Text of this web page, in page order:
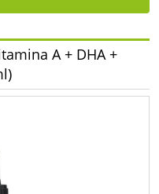
A + DHA +